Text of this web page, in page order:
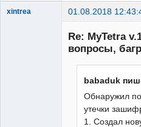
xintrea 01.08.2018
Re: MyTetra
вопросы,
babaduk
Обнаружил
утечки
1. Создал